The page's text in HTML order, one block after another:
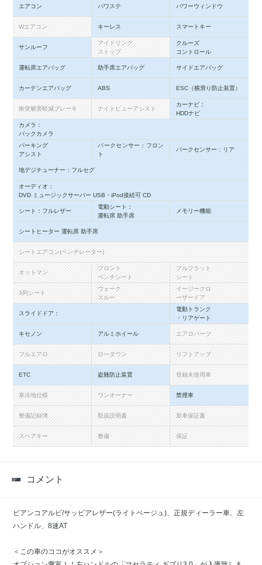
エアコン パワステ パワーウィンドウ
Wエアコン キーレス スマートキー
サンルーフ
アイドリング
ストップ
クルーズ
コントロール
運転席エアバッグ 助手席エアバッグ サイドエアバッグ
カーテンエアバッグ ABS ESC（横滑り防止装置）
衝突被害軽減ブレーキ ナイトビューアシスト
カーナビ：
HDDナビ
カメラ：
バックカメラ
パーキング
アシスト
パークセンサー：フロン
ト
パークセンサー：リア
地デジチューナー：フルセグ
オーディオ：
DVD ミュージックサーバー USB・iPod接続可 CD
シート：フルレザー
電動シート：
運転席 助手席
メモリー機能
シートヒーター 運転席 助手席
シートエアコン(ベンチレーター)
オットマン
フロント
ベンチシート
フルフラット
シート
3列シート
ウォーク
スルー
イージークロ
ーザードア
スライドドア：
電動トランク
・リアゲート
キセノン アルミホイール エアロパーツ
フルエアロ ローダウン リフトアップ
ETC 盗難防止装置 登録未使用車
寒冷地仕様 ワンオーナー 禁煙車
整備記録簿 取扱説明書 新車保証書
スペアキー 整備 保証
コメント
ビアンコアルビ/サッビアレザー(ライトベージュ)、正規ディーラー車、左
ハンドル、8速AT
＜この車のココがオススメ＞